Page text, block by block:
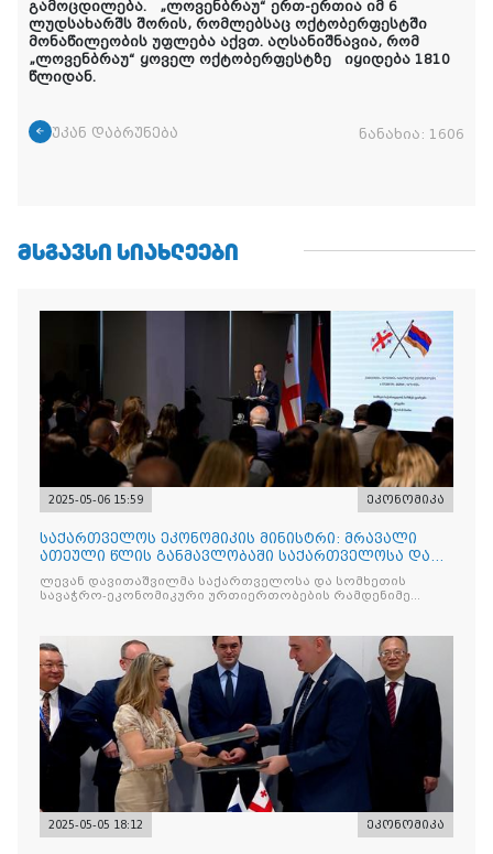
გამოცდილება. „ლოვენბრაუ“ ერთ-ერთია იმ 6
ლუდსახარშს შორის, რომლებსაც ოქტობერფესტში
მონაწილეობის უფლება აქვთ. აღსანიშნავია, რომ
„ლოვენბრაუ“ ყოველ ოქტობერფესტზე იყიდება 1810
წლიდან.
უკან დაბრუნება ნანახია: 1606
ᲛᲡᲒᲐᲕᲡᲘ ᲡᲘᲐᲮᲚᲔᲔᲑᲘ
2025-05-06 15:59 ეკონომიკა
საქართველოს ეკონომიკის მინისტრი: მრავალი
ათეული წლის განმავლობაში საქართველოსა და
სომხეთს შორის მეგო
ლევან დავითაშვილმა საქართველოსა და სომხეთის
სავაჭრო-ეკონომიკური ურთიერთობების რამდენიმე
2025-05-05 18:12 ეკონომიკა